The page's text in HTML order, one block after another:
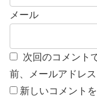
メール
次回のコメント
前、メールアドレ
新しいコメント